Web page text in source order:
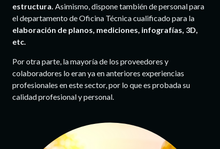
estructura. Asimismo, dispone también de personal para
el departamento de Oficina Técnica cualificado para la
elaboración de planos, mediciones, infografías, 3D,
etc.
Por otra parte, la mayoría de los proveedores y
colaboradores lo eran ya en anteriores experiencias
profesionales en este sector, por lo que es probada su
calidad profesional y personal.